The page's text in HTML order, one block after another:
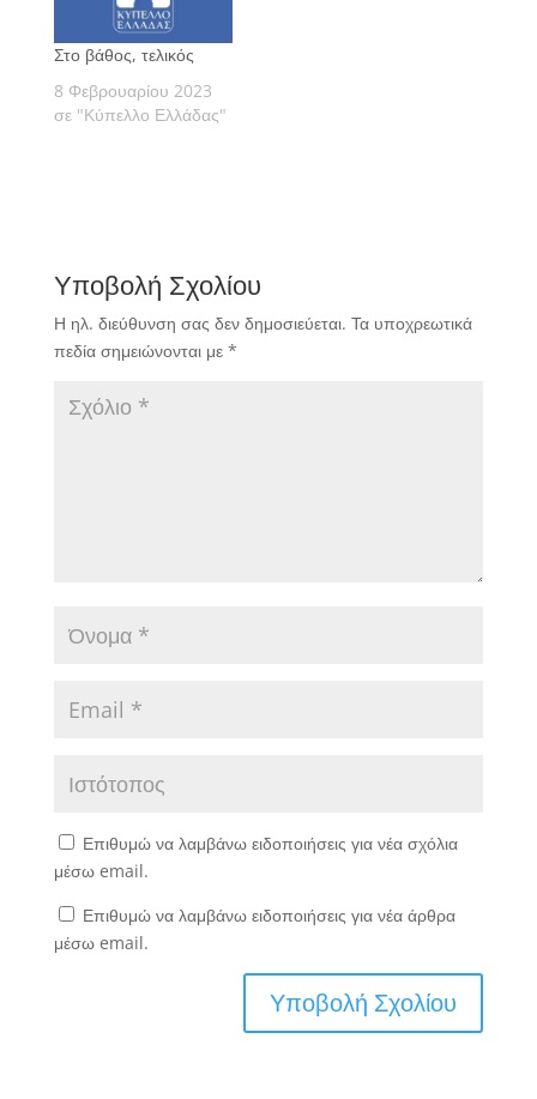
Στο βάθος, τελικός
8 Φεβρουαρίου 2023
σε "Κύπελλο Ελλάδας"
Υποβολή Σχολίου
Η ηλ. διεύθυνση σας δεν δημοσιεύεται. Τα υποχρεωτικά
πεδία σημειώνονται με *
Επιθυμώ να λαμβάνω ειδοποιήσεις για νέα σχόλια
μέσω email.
Επιθυμώ να λαμβάνω ειδοποιήσεις για νέα άρθρα
μέσω email.